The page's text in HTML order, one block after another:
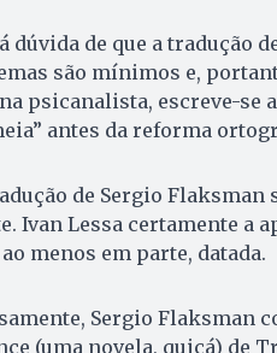
dúvida de que a tradução
são mínimos e,
psicanalista, escreve-se
antes da reforma
de Sergio
Ivan Lessa certamente a
menos em parte, datada.
Sergio Flaksman
(uma novela, quiçá) de